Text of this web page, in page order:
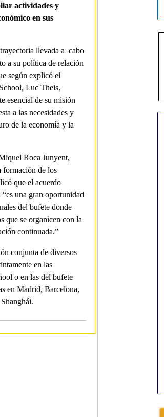
actividades y
en sus
llevada a cabo
a su política de relación
según explicó el
Luc Theis,
esencial de su misión
a las necesidades y
de la economía y la
Roca Junyent,
formación de los
que el acuerdo
una gran oportunidad
del bufete donde
que se organicen con la
continuada.”
conjunta de diversos
en las
o en las del bufete
en Madrid, Barcelona,